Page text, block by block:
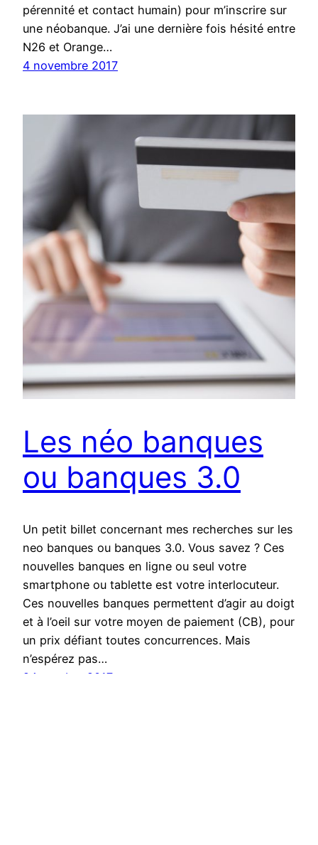
pérennité et contact humain) pour m’inscrire sur
une néobanque. J’ai une dernière fois hésité entre
N26 et Orange…
4 novembre 2017
Les néo banques
ou banques 3.0
Un petit billet concernant mes recherches sur les
neo banques ou banques 3.0. Vous savez ? Ces
nouvelles banques en ligne ou seul votre
smartphone ou tablette est votre interlocuteur.
Ces nouvelles banques permettent d’agir au doigt
et à l’oeil sur votre moyen de paiement (CB), pour
un prix défiant toutes concurrences. Mais
n’espérez pas…
24 octobre 2017